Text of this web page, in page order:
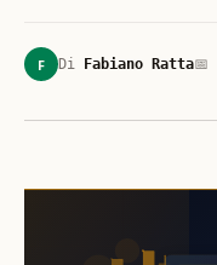
F Di Fabiano Ratta📅